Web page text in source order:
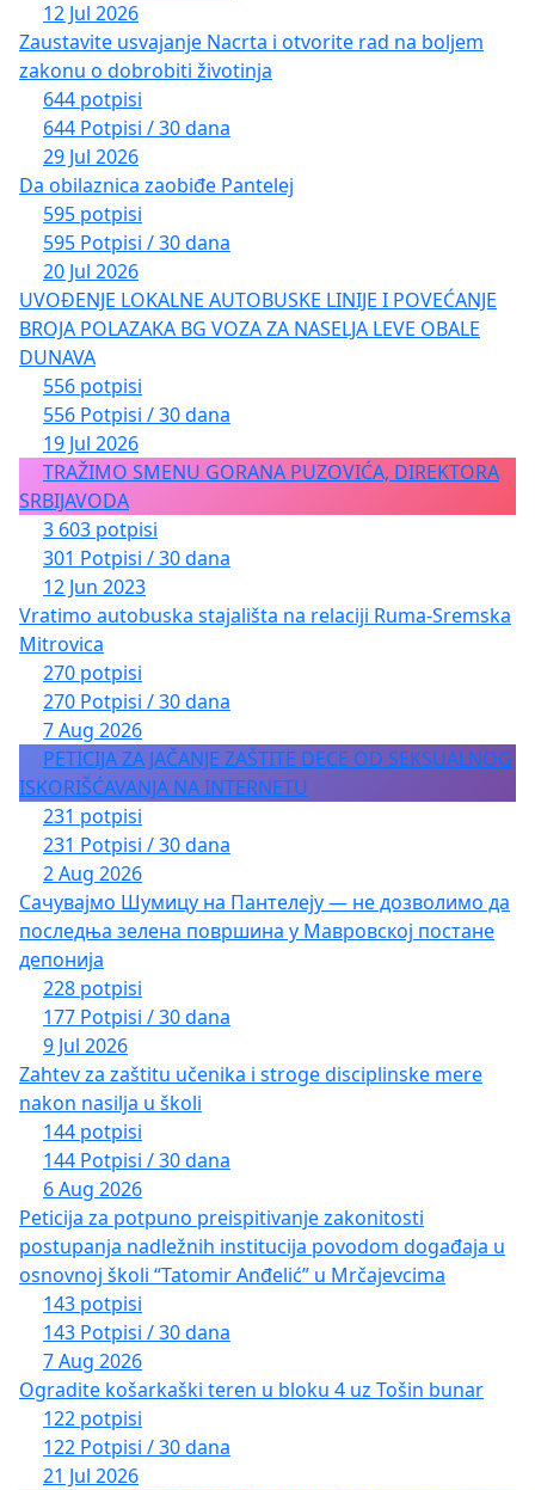
12 Jul 2026
Zaustavite usvajanje Nacrta i otvorite rad na boljem
zakonu o dobrobiti životinja
644 potpisi
644 Potpisi / 30 dana
29 Jul 2026
Da obilaznica zaobiđe Pantelej
595 potpisi
595 Potpisi / 30 dana
20 Jul 2026
UVOĐENJE LOKALNE AUTOBUSKE LINIJE I POVEĆANJE
BROJA POLAZAKA BG VOZA ZA NASELJA LEVE OBALE
DUNAVA
556 potpisi
556 Potpisi / 30 dana
19 Jul 2026
TRAŽIMO SMENU GORANA PUZOVIĆA, DIREKTORA
SRBIJAVODA
3 603 potpisi
301 Potpisi / 30 dana
12 Jun 2023
Vratimo autobuska stajališta na relaciji Ruma-Sremska
Mitrovica
270 potpisi
270 Potpisi / 30 dana
7 Aug 2026
PETICIJA ZA JAČANJE ZAŠTITE DECE OD SEKSUALNOG
ISKORIŠĆAVANJA NA INTERNETU
231 potpisi
231 Potpisi / 30 dana
2 Aug 2026
Сачувајмо Шумицу на Пантелеју — не дозволимо да
последња зелена површина у Мавровској постане
депонија
228 potpisi
177 Potpisi / 30 dana
9 Jul 2026
Zahtev za zaštitu učenika i stroge disciplinske mere
nakon nasilja u školi
144 potpisi
144 Potpisi / 30 dana
6 Aug 2026
Peticija za potpuno preispitivanje zakonitosti
postupanja nadležnih institucija povodom događaja u
osnovnoj školi “Tatomir Anđelić” u Mrčajevcima
143 potpisi
143 Potpisi / 30 dana
7 Aug 2026
Ogradite košarkaški teren u bloku 4 uz Tošin bunar
122 potpisi
122 Potpisi / 30 dana
21 Jul 2026